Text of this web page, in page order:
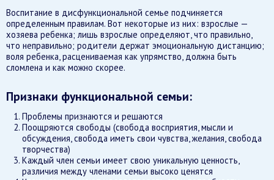
Воспитание в дисфункциональной семье подчиняется
определенным правилам. Вот некоторые из них: взрослые —
хозяева ребенка; лишь взрослые определяют, что правильно,
что неправильно; родители держат эмоциональную дистанцию;
воля ребенка, расцениваемая как упрямство, должна быть
сломлена и как можно скорее.
Признаки функциональной семьи:
Проблемы признаются и решаются
Поощряются свободы (свобода восприятия, мысли и
обсуждения, свобода иметь свои чувства, желания, свобода
творчества)
Каждый член семьи имеет свою уникальную ценность,
различия между членами семьи высоко ценятся